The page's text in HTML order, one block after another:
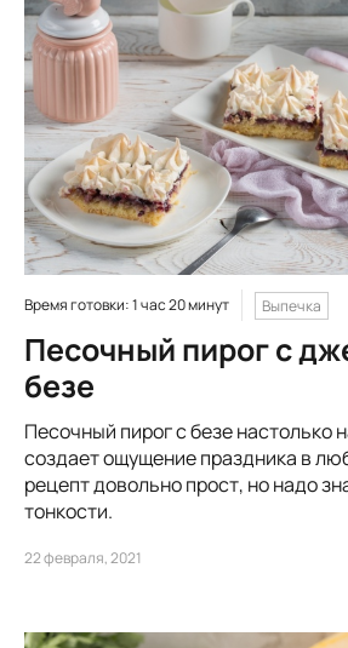
Время готовки: 1 час 20 минут Выпечка
Песочный пирог с
безе
Песочный пирог с безе настолько
создает ощущение праздника в
рецепт довольно прост, но надо
тонкости.
22 февраля, 2021